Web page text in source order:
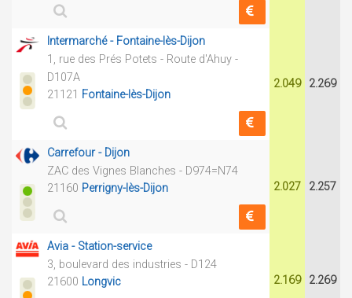
Intermarché - Fontaine-lès-Dijon
1, rue des Prés Potets - Route d'Ahuy -
D107A
21121 Fontaine-lès-Dijon
2.049 2.269
Carrefour - Dijon
ZAC des Vignes Blanches - D974=N74
21160 Perrigny-lès-Dijon 2.027 2.257
Avia - Station-service
3, boulevard des industries - D124
21600 Longvic 2.169 2.269